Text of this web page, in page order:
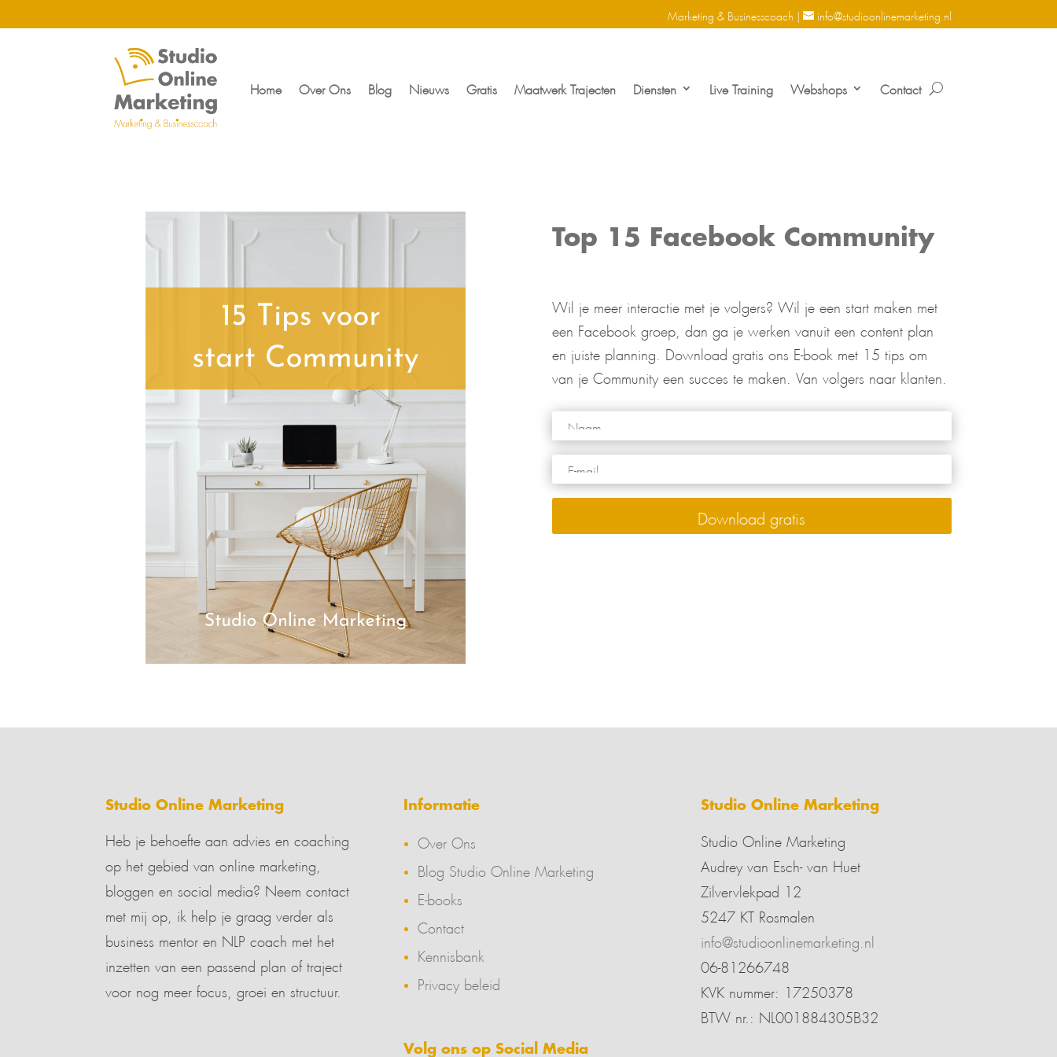
Marketing & Businesscoach | info@studioonlinemarketing.nl
Home Over Ons Blog Nieuws Gratis Maatwerk Trajecten Diensten Live Training Webshops Contact
Top 15 Facebook Community
Wil je meer interactie met je volgers? Wil je een start maken met
een Facebook groep, dan ga je werken vanuit een content plan
en juiste planning. Download gratis ons E-book met 15 tips om
van je Community een succes te maken. Van volgers naar klanten.
Download gratis
Studio Online Marketing
Heb je behoefte aan advies en coaching
op het gebied van online marketing,
bloggen en social media? Neem contact
met mij op, ik help je graag verder als
business mentor en NLP coach met het
inzetten van een passend plan of traject
voor nog meer focus, groei en structuur.
Informatie
Over Ons
Blog Studio Online Marketing
E-books
Contact
Kennisbank
Privacy beleid
Volg ons op Social Media
Studio Online Marketing
Studio Online Marketing
Audrey van Esch- van Huet
Zilvervlekpad 12
5247 KT Rosmalen
info@studioonlinemarketing.nl
06-81266748
KVK nummer: 17250378
BTW nr.: NL001884305B32